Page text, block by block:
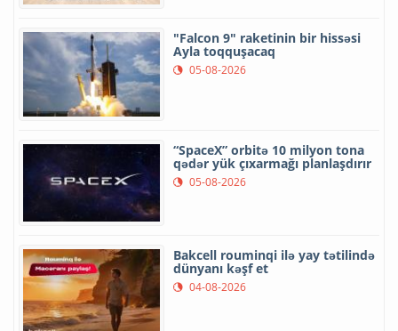
"Falcon 9" raketinin bir hissəsi
Ayla toqquşacaq
05-08-2026
“SpaceX” orbitə 10 milyon tona
qədər yük çıxarmağı planlaşdırır
05-08-2026
Bakcell rouminqi ilə yay tətilində
dünyanı kəşf et
04-08-2026